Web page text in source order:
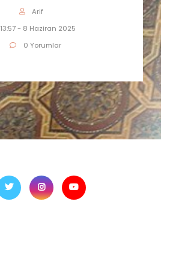
Arif
13:57 - 8 Haziran 2025
0 Yorumlar